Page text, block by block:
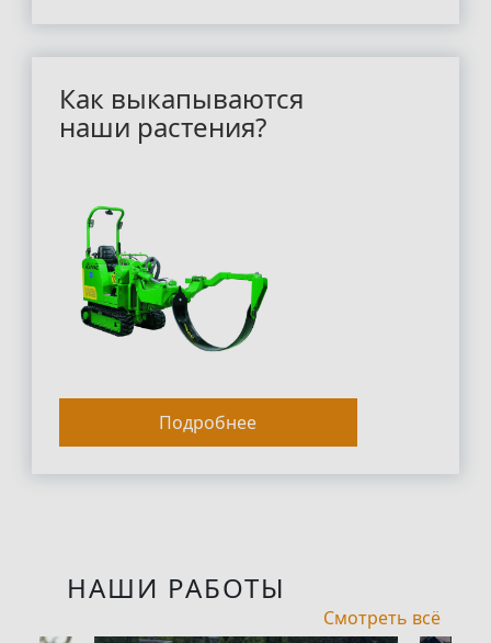
Как выкапываются
наши растения?
Подробнее
НАШИ РАБОТЫ
Смотреть всё